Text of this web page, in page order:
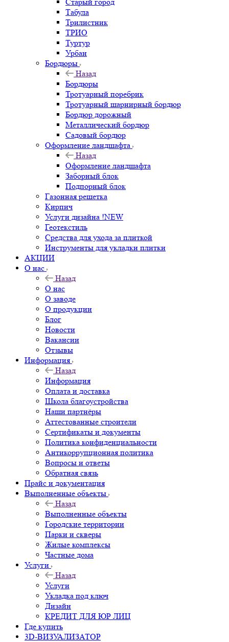
Табула
Трилистник
ТРИО
Туртур
Урбан
Бордюры
Назад
Бордюры
Тротуарный поребрик
Тротуарный шарнирный бордюр
Бордюр дорожный
Металлический бордюр
Садовый бордюр
Оформление ландшафта
Назад
Оформление ландшафта
Заборный блок
Подпорный блок
Газонная решетка
Кирпич
Услуги дизайна !NEW
Геотекстиль
Средства для ухода за плиткой
Инструменты для укладки плитки
АКЦИИ
О нас
Назад
О нас
О заводе
О продукции
Блог
Новости
Вакансии
Отзывы
Информация
Назад
Информация
Оплата и доставка
Школа благоустройства
Наши партнёры
Аттестованные строители
Сертификаты и документы
Политика конфиденциальности
Антикоррупционная политика
Вопросы и ответы
Обратная связь
Прайс и документация
Выполненные объекты
Назад
Выполненные объекты
Городские территории
Парки и скверы
Жилые комплексы
Частные дома
Услуги
Назад
Услуги
Укладка под ключ
Дизайн
КРЕДИТ ДЛЯ ЮР ЛИЦ
Где купить
3D-ВИЗУАЛИЗАТОР